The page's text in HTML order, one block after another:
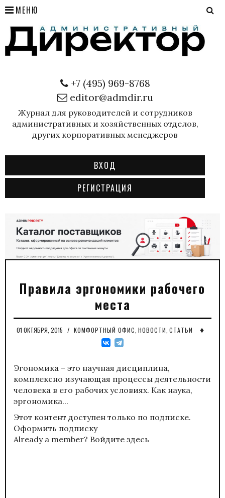
МЕНЮ
+7 (495) 969-8768
editor@admdir.ru
Журнал для руководителей и сотрудников
административных и хозяйственных отделов,
других корпоративных менеджеров
ВХОД
РЕГИСТРАЦИЯ
Правила эргономики рабочего
места
01 ОКТЯБРЯ, 2015 / КОМФОРТНЫЙ ОФИС НОВОСТИ СТАТЬИ ♦
Эгономика – это научная дисциплина,
комплексно изучающая процессы деятельности
человека в его рабочих условиях. Как наука,
эргономика...
Этот контент доступен только по подписке.
Оформить подписку
Already a member? Войдите здесь